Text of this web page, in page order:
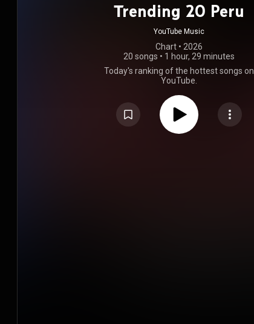
Trending 20 Peru
YouTube Music
Chart • 2026
20 songs • 1 hour, 29 minutes
Today's ranking of the hottest songs on
YouTube.